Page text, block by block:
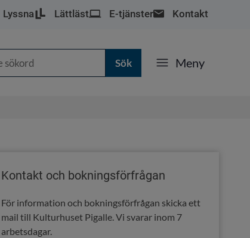
Lyssna Lättläst E-tjänster Kontakt
Meny
Kontakt och bokningsförfrågan
För information och bokningsförfrågan skicka ett
mail till Kulturhuset Pigalle. Vi svarar inom 7
arbetsdagar.